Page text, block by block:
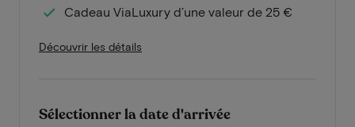
Cadeau ViaLuxury d’une valeur de 25 €
Découvrir les détails
Sélectionner la date d'arrivée